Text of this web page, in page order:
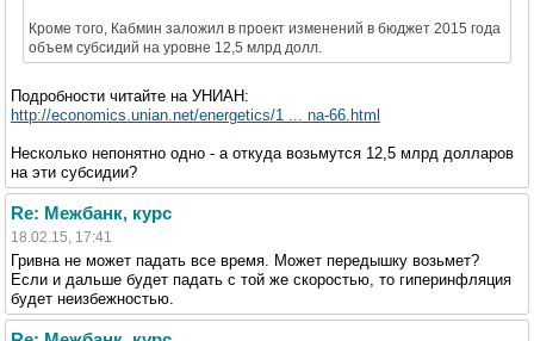
Кроме того, Кабмин заложил в проект изменений в бюджет 2015 года
объем субсидий на уровне 12,5 млрд долл.
Подробности читайте на УНИАН:
http://economics.unian.net/energetics/1 ... na-66.html
Несколько непонятно одно - а откуда возьмутся 12,5 млрд долларов
на эти субсидии?
Re: Межбанк, курс
18.02.15, 17:41
Гривна не может падать все время. Может передышку возьмет?
Если и дальше будет падать с той же скоростью, то гиперинфляция
будет неизбежностью.